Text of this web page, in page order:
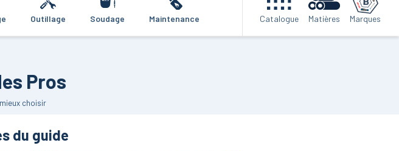
Outillage Soudage Maintenance Catalogue Matières Marques
Pros
choisir
du guide